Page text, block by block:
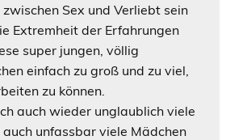
Sex und Verliebt sein
Extremheit der Erfahrungen
super jungen, völlig
einfach zu groß und zu viel,
zu können.
auch wieder unglaublich viele
unfassbar viele Mädchen